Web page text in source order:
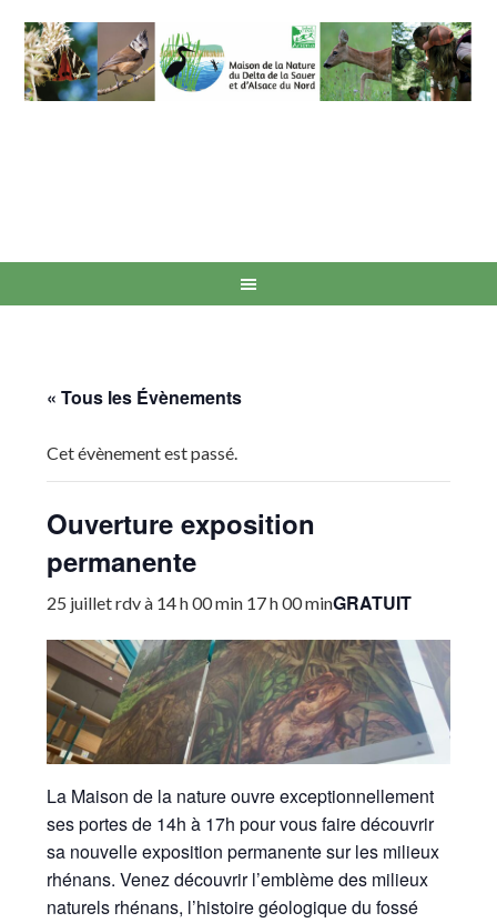
« Tous les Évènements
Cet évènement est passé.
Ouverture exposition
permanente
25 juillet rdv à 14 h 00 min 17 h 00 minGRATUIT
La Maison de la nature ouvre exceptionnellement
ses portes de 14h à 17h pour vous faire découvrir
sa nouvelle exposition permanente sur les milieux
rhénans. Venez découvrir l’emblème des milieux
naturels rhénans, l’histoire géologique du fossé